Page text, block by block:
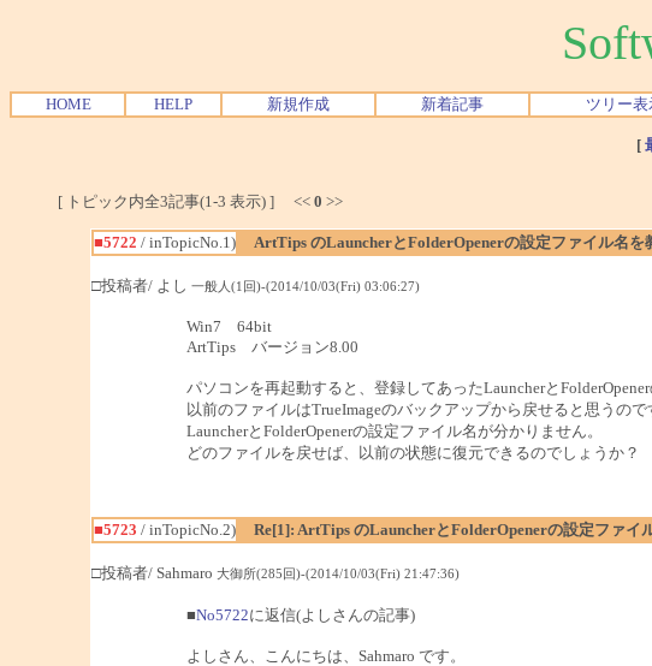
HOME HELP 新規作成 新着記事 ツリー表
[
[ トピック内全3記事(1-3 表示) ] << 0 >>
■5722 / inTopicNo.1)
ArtTips のLauncherとFolderOpenerの設定ファイル名を
□投稿者/ よし 一般人(1回)-(2014/10/03(Fri) 03:06:27)
Win7 64bit
ArtTips バージョン8.00
パソコンを再起動すると、登録してあったLauncherと
以前のファイルはTrueImageのバックアップから戻せると思うので
LauncherとFolderOpenerの設定ファイル名が分かりません。
どのファイルを戻せば、以前の状態に復元できるのでしょうか？
■5723 / inTopicNo.2)
Re[1]: ArtTips のLauncherとFolderOpenerの設定ファイ
□投稿者/ Sahmaro 大御所(285回)-(2014/10/03(Fri) 21:47:36)
■No5722に返信(よしさんの記事)
よしさん、こんにちは、Sahmaro です。